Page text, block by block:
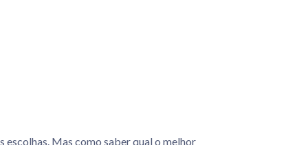
escolhas. Mas como saber qual o melhor